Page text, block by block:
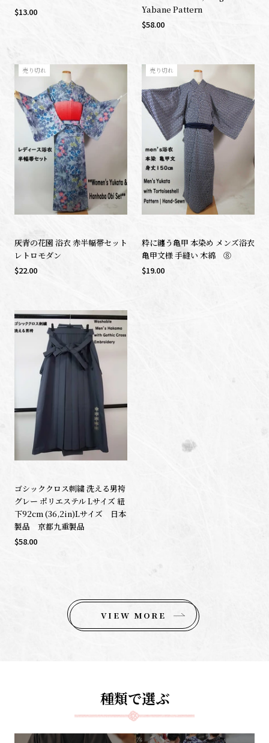
$13.00
Yabane Pattern
$58.00
売り切れ
灰青の花園 浴衣 赤半幅帯セット
レトロモダン
$22.00
売り切れ
粋に纏う亀甲 本染め メンズ浴衣
亀甲文様 手縫い 木綿 ⑧
$19.00
ゴシッククロス刺繍 洗える男袴
グレー ポリエステル Lサイズ 紐
下92cm (36,2in)Lサイズ 日本
製品 京都九重製品
$58.00
VIEW MORE
種類で選ぶ